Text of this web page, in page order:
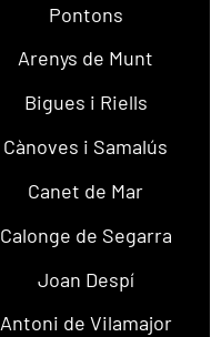
Pontons
Arenys de Munt
Bigues i Riells
Cànoves i Samalús
Canet de Mar
Calonge de Segarra
Joan Despí
Antoni de Vilamajor